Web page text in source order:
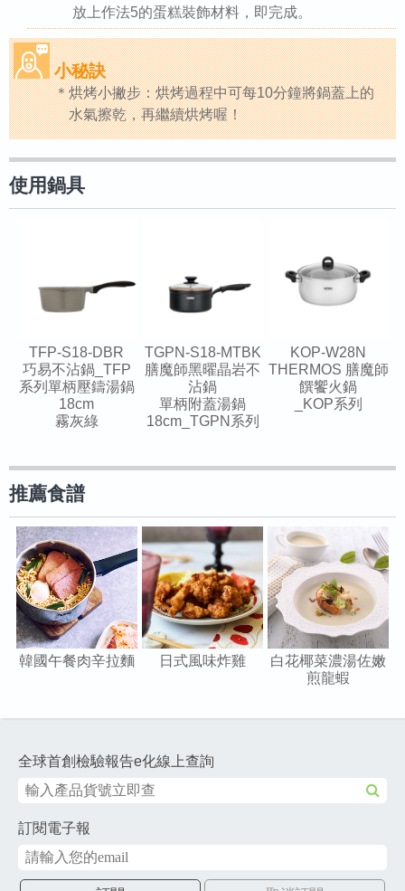
放上作法5的蛋糕裝飾材料，即完成。
小秘訣
烘烤小撇步：烘烤過程中可每10分鐘將鍋蓋上的
水氣擦乾，再繼續烘烤喔！
使用鍋具
TFP-S18-DBR
巧易不沾鍋_TFP
系列單柄壓鑄湯鍋
18cm
霧灰綠
TGPN-S18-MTBK
膳魔師黑曜晶岩不
沾鍋
單柄附蓋湯鍋
18cm_TGPN系列
KOP-W28N
THERMOS 膳魔師
饌饗火鍋
_KOP系列
推薦食譜
韓國午餐肉辛拉麵 日式風味炸雞
白花椰菜濃湯佐嫩
煎龍蝦
全球首創檢驗報告e化線上查詢
訂閱電子報